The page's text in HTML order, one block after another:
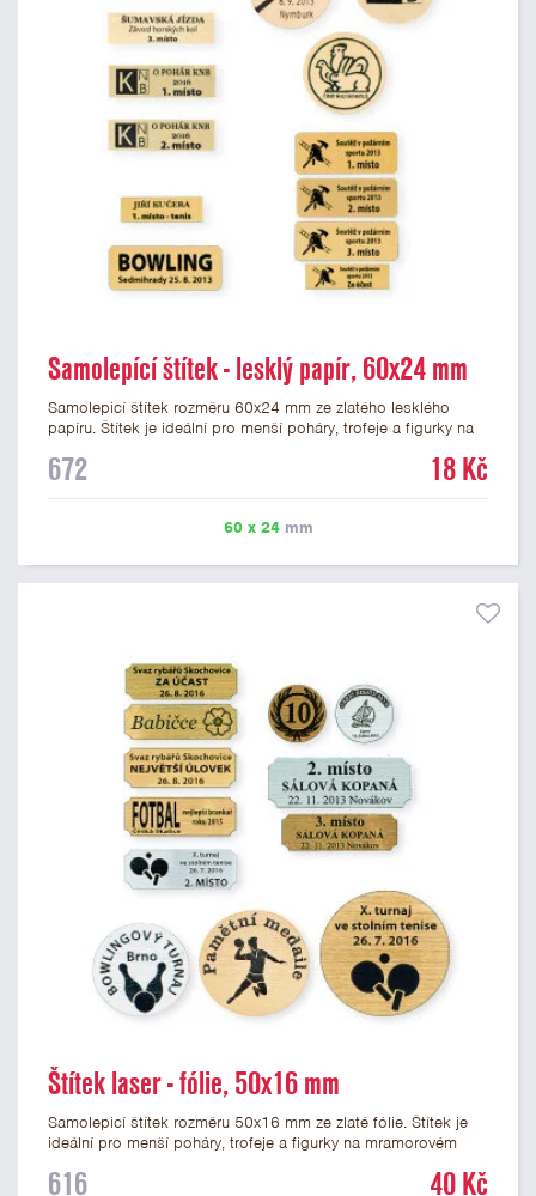
Samolepící štítek - lesklý papír, 60x24 mm
Samolepicí štítek rozměru 60x24 mm ze zlatého lesklého
papíru. Štítek je ideální pro menší poháry, trofeje a figurky na
libovolné logo nebo text. Potisk štítku je zahrnut v ceně. U
výrobu štítku je možné přiložit v prvním kroku objednávky.
672 18 Kč
60 x 24mm
Štítek laser - fólie, 50x16 mm
Samolepicí štítek rozměru 50x16 mm ze zlaté fólie. Štítek je
ideální pro menší poháry, trofeje a figurky na mramorovém
nebo text. U textu doporučujeme maximálně 3 řádky, aby byla
616 40 Kč